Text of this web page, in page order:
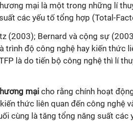
mại là một trong những lí
các yếu tố tổng hợp (Total-
(2003); Bernard và cộng sự
trình độ công nghệ hay kiến thức
là do tiến bộ công nghệ thì l í
mạicho rằng chính hoạt
thức liên quan đến công nghệ
cùng là tăng tổng năng suất các